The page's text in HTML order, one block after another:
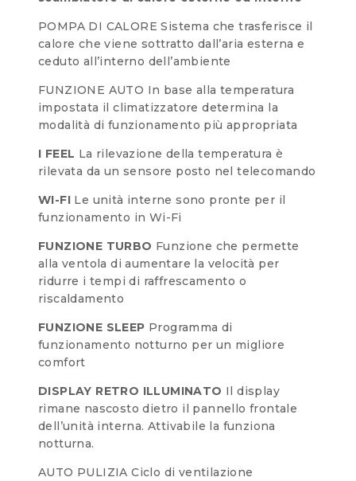
POMPA DI CALORE Sistema che trasferisce il
calore che viene sottratto dall’aria esterna e
ceduto all’interno dell’ambiente
FUNZIONE AUTO In base alla temperatura
impostata il climatizzatore determina la
modalità di funzionamento più appropriata
I FEEL La rilevazione della temperatura è
rilevata da un sensore posto nel telecomando
WI-FI Le unità interne sono pronte per il
funzionamento in Wi-Fi
FUNZIONE TURBO Funzione che permette
alla ventola di aumentare la velocità per
ridurre i tempi di raffrescamento o
riscaldamento
FUNZIONE SLEEP Programma di
funzionamento notturno per un migliore
comfort
DISPLAY RETRO ILLUMINATO Il display
rimane nascosto dietro il pannello frontale
dell’unità interna. Attivabile la funziona
notturna.
AUTO PULIZIA Ciclo di ventilazione